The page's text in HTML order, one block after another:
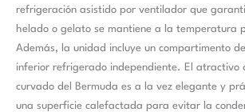
refrigeración asistido por ventilador que
helado o gelato se mantiene a la temperatura
Además, la unidad incluye un compartimento
inferior refrigerado independiente. El atractivo
curvado del Bermuda es a la vez elegante y
una superficie calefactada para evitar la